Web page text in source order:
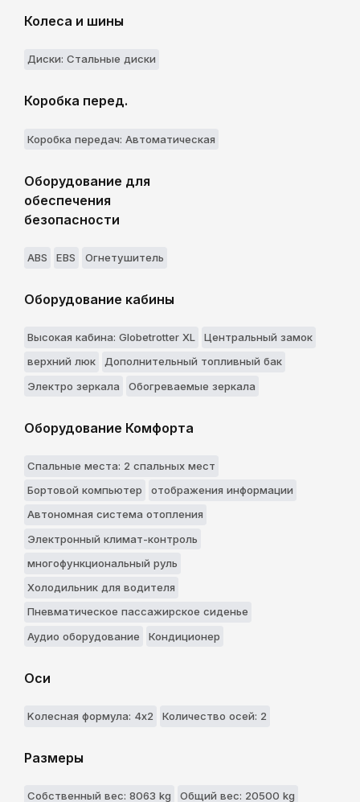
Колеса и шины
Диски: Стальные диски
Коробка перед.
Коробка передач: Aвтоматическая
Оборудование для
обеспечения
безопасности
ABS EBS Огнетушитель
Оборудование кабины
Высокая кабина: Globetrotter XL
Центральный замок
верхний люк
Дополнительный топливный бак
Электро зеркала
Обогреваемые зеркала
Оборудование Комфорта
Спальные места: 2 спальныx мест
Бортовой компьютер
отображения информации
Автономная система отопления
Электронный климат-контроль
многофункциональный руль
Холодильник для водителя
Пневматическое пассажирское сиденье
Аудио оборудование
Кондиционер
Оси
Kолесная формула: 4x2 Количество осей: 2
Размеры
Собственный вес: 8063 kg Общий вес: 20500 kg